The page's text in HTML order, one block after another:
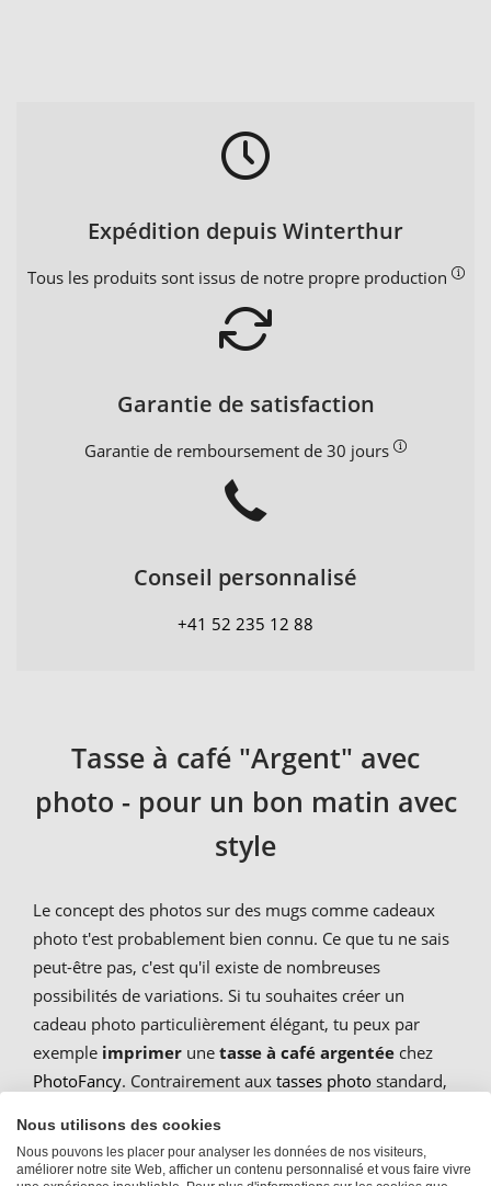
Expédition depuis Winterthur
Tous les produits sont issus de notre propre production
Garantie de satisfaction
Garantie de remboursement de 30 jours
Conseil personnalisé
+41 52 235 12 88
Tasse à café "Argent" avec
photo - pour un bon matin avec
style
Le concept des photos sur des mugs comme cadeaux
photo t'est probablement bien connu. Ce que tu ne sais
peut-être pas, c'est qu'il existe de nombreuses
possibilités de variations. Si tu souhaites créer un
cadeau photo particulièrement élégant, tu peux par
exemple imprimer une tasse à café argentée chez
PhotoFancy. Contrairement aux tasses photo standard,
simple blanc. Une tasse à café argentée apporte du style
à la table du petit-déjeuner et s'harmonise également
Nous utilisons des cookies
Nous pouvons les placer pour analyser les données de nos visiteurs,
améliorer notre site Web, afficher un contenu personnalisé et vous faire vivre